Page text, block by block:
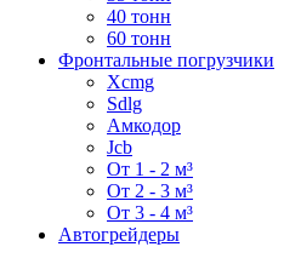
40 тонн
60 тонн
Фронтальные погрузчики
Xcmg
Sdlg
Амкодор
Jcb
От 1 - 2 м³
От 2 - 3 м³
От 3 - 4 м³
Автогрейдеры